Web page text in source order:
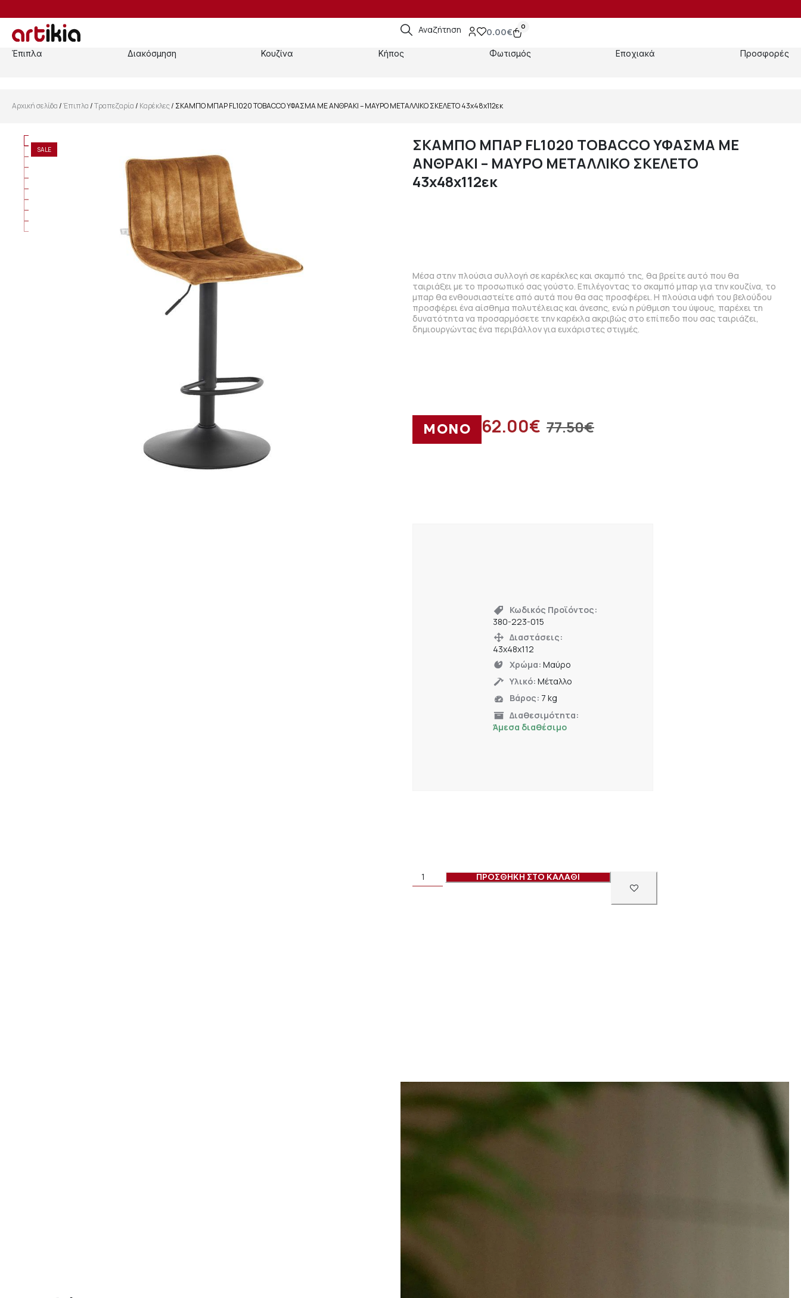
Αναζήτηση 0.00€
0
Έπιπλα Διακόσμηση Κουζίνα Κήπος Φωτισμός Εποχιακά Προσφορές
Αρχική σελίδα/Έπιπλα/Τραπεζαρία/ Καρέκλες/ ΣΚΑΜΠΟ ΜΠΑΡ FL1020 TOBACCO ΥΦΑΣΜΑ ΜΕ ΑΝΘΡΑΚΙ – ΜΑΥΡΟ ΜΕΤΑΛΛΙΚΟ ΣΚΕΛΕΤΟ 43x48x112εκ
SALE
ΣΚΑΜΠΟ ΜΠΑΡ FL1020 TOBACCO ΥΦΑΣΜΑ ΜΕ
ΑΝΘΡΑΚΙ – ΜΑΥΡΟ ΜΕΤΑΛΛΙΚΟ ΣΚΕΛΕΤΟ
43x48x112εκ
Μέσα στην πλούσια συλλογή σε καρέκλες και σκαμπό της, θα βρείτε αυτό που θα
ταιριάξει με το προσωπικό σας γούστο. Επιλέγοντας το σκαμπό μπαρ για την κουζίνα, το
μπαρ θα ενθουσιαστείτε από αυτά που θα σας προσφέρει. Η πλούσια υφή του βελούδου
προσφέρει ένα αίσθημα πολυτέλειας και άνεσης, ενώ η ρύθμιση του ύψους, παρέχει τη
δυνατότητα να προσαρμόσετε την καρέκλα ακριβώς στο επίπεδο που σας ταιριάζει,
δημιουργώντας ένα περιβάλλον για ευχάριστες στιγμές.
ΜΟΝΟ 77.50€
62.00€
Κωδικός Προϊόντος:
380-223-015
Διαστάσεις:
43x48x112
Χρώμα:Μαύρο
Υλικό:Μέταλλο
Βάρος: 7 kg
Διαθεσιμότητα:
Άμεσα διαθέσιμο
ΠΡΟΣΘΗΚΗ ΣΤΟ ΚΑΛΑΘΙ